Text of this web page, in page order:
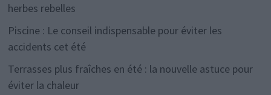
herbes rebelles
Piscine : Le conseil indispensable pour éviter les
accidents cet été
Terrasses plus fraîches en été : la nouvelle astuce pour
éviter la chaleur